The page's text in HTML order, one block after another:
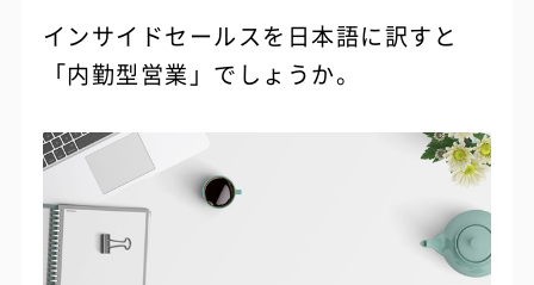
インサイドセールスを日本語に訳すと
「内勤型営業」でしょうか。